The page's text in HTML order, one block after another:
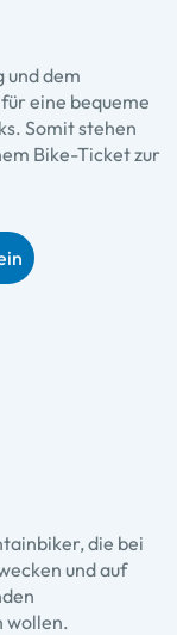
und dem
eine bequeme
Somit stehen
Bike-Ticket zur
die bei
und auf
wollen.